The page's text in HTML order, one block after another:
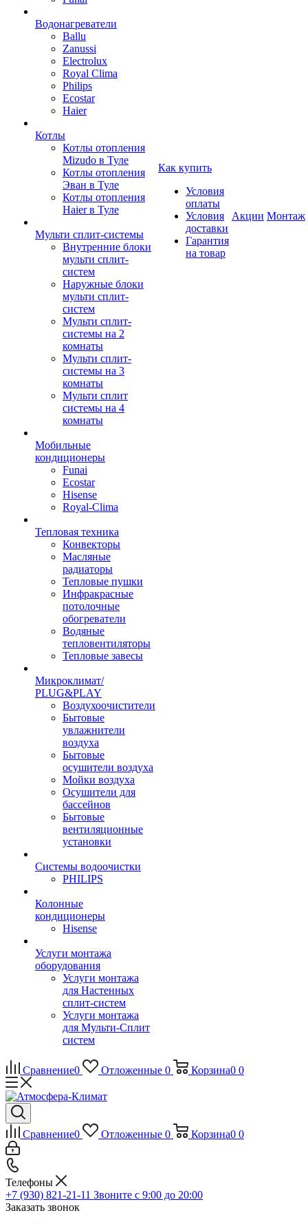
Водонагреватели
Ballu
Zanussi
Electrolux
Royal Clima
Philips
Ecostar
Haier
Котлы
Котлы отопления
Mizudo в Туле
Котлы отопления
Эван в Туле
Котлы отопления
Haier в Туле
Мульти сплит-системы
Внутренние блоки
мульти сплит-
систем
Наружные блоки
мульти сплит-
систем
Мульти сплит-
системы на 2
комнаты
Мульти сплит-
системы на 3
комнаты
Мульти сплит
системы на 4
комнаты
Мобильные
кондиционеры
Funai
Ecostar
Hisense
Royal-Clima
Тепловая техника
Конвекторы
Масляные
радиаторы
Тепловые пушки
Инфракрасные
потолочные
обогреватели
Водяные
тепловентиляторы
Тепловые завесы
Микроклимат/
PLUG&PLAY
Воздухоочистители
Бытовые
увлажнители
воздуха
Бытовые
осушители воздуха
Мойки воздуха
Осушители для
бассейнов
Бытовые
вентиляционные
установки
Системы водоочистки
PHILIPS
Колонные
кондиционеры
Hisense
Услуги монтажа
оборудования
Услуги монтажа
для Настенных
сплит-систем
Услуги монтажа
для Мульти-Сплит
систем
Как купить
Условия
оплаты
Условия
доставки
Гарантия
на товар
Акции Монтаж
Сравнение0 Отложенные 0 Корзина0 0
Сравнение0 Отложенные 0 Корзина0 0
Телефоны
+7 (930) 821-21-11 Звоните с 9:00 до 20:00
Заказать звонок